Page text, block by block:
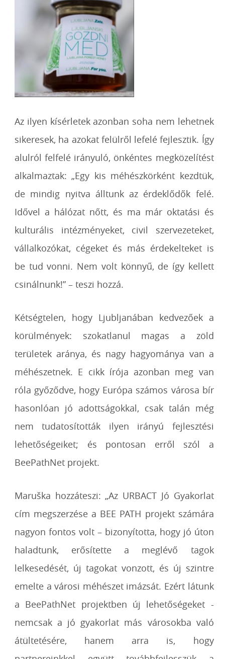
Az ilyen kísérletek azonban soha nem lehetnek
sikeresek, ha azokat felülről lefelé fejlesztik. Így
alulról felfelé irányuló, önkéntes megközelítést
alkalmaztak: „Egy kis méhészkörként kezdtük,
de mindig nyitva álltunk az érdeklődők felé.
Idővel a hálózat nőtt, és ma már oktatási és
kulturális intézményeket, civil szervezeteket,
vállalkozókat, cégeket és más érdekelteket is
be tud vonni. Nem volt könnyű, de így kellett
csinálnunk!” – teszi hozzá.
Kétségtelen, hogy Ljubljanában kedvezőek a
körülmények: szokatlanul magas a zöld
területek aránya, és nagy hagyománya van a
méhészetnek. E cikk írója azonban meg van
róla győződve, hogy Európa számos városa bír
hasonlóan jó adottságokkal, csak talán még
nem tudatosították ilyen irányú fejlesztési
lehetőségeiket; és pontosan erről szól a
BeePathNet projekt.
Maruška hozzáteszi: „Az URBACT Jó Gyakorlat
cím megszerzése a BEE PATH projekt számára
nagyon fontos volt – bizonyította, hogy jó úton
haladtunk, erősítette a meglévő tagok
lelkesedését, új tagokat vonzott, és új szintre
emelte a városi méhészet imázsát. Ezért látunk
a BeePathNet projektben új lehetőségeket -
nemcsak a jó gyakorlat más városokba való
átültetésére, hanem arra is, hogy